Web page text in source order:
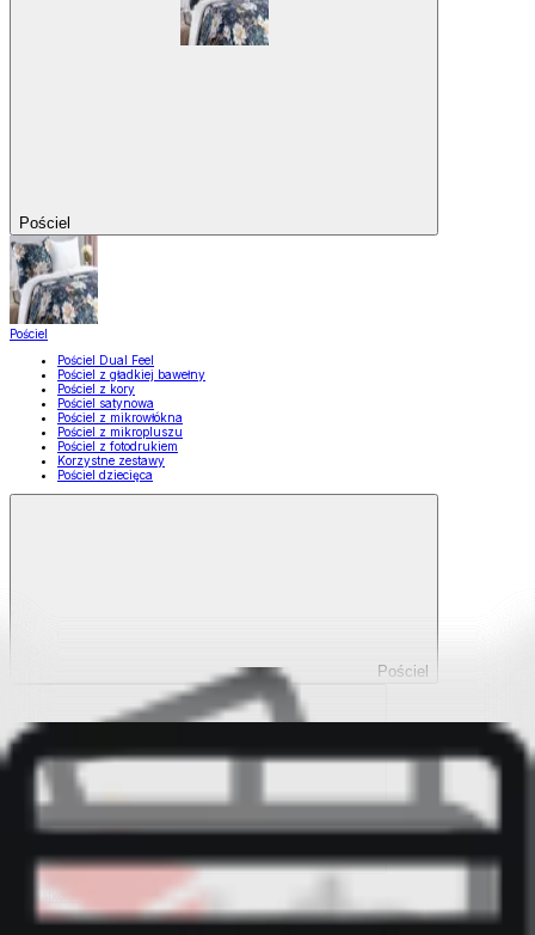
Pościel
Pościel
Pościel Dual Feel
Pościel z gładkiej bawełny
Pościel z kory
Pościel satynowa
Pościel z mikrowłókna
Pościel z mikropluszu
Pościel z fotodrukiem
Korzystne zestawy
Pościel dziecięca
Pościel